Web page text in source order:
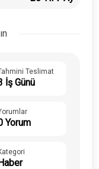
Teslimat
İş Günü
Yorum